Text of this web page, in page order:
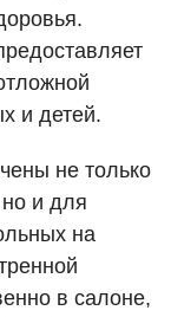
и детей.
не только
и для
на
в салоне,